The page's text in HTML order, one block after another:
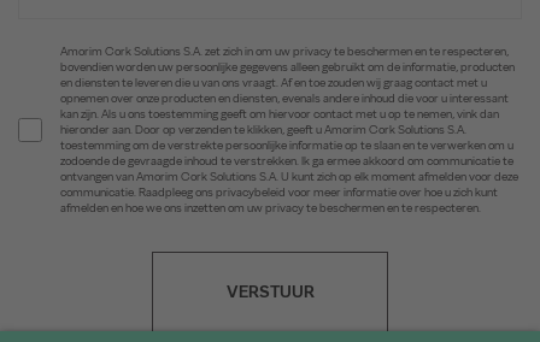
Amorim Cork Solutions S.A. zet zich in om uw privacy te beschermen en te respecteren,
bovendien worden uw persoonlijke gegevens alleen gebruikt om de informatie, producten
en diensten te leveren die u van ons vraagt. Af en toe zouden wij graag contact met u
opnemen over onze producten en diensten, evenals andere inhoud die voor u interessant
kan zijn. Als u ons toestemming geeft om hiervoor contact met u op te nemen, vink dan
hieronder aan. Door op verzenden te klikken, geeft u Amorim Cork Solutions S.A.
toestemming om de verstrekte persoonlijke informatie op te slaan en te verwerken om u
zodoende de gevraagde inhoud te verstrekken. Ik ga ermee akkoord om communicatie te
ontvangen van Amorim Cork Solutions S.A. U kunt zich op elk moment afmelden voor deze
communicatie. Raadpleeg ons privacybeleid voor meer informatie over hoe u zich kunt
afmelden en hoe we ons inzetten om uw privacy te beschermen en te respecteren.
VERSTUUR